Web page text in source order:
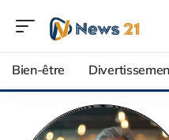
Bien-être